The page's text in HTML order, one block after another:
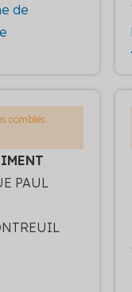
de
combles
PAUL